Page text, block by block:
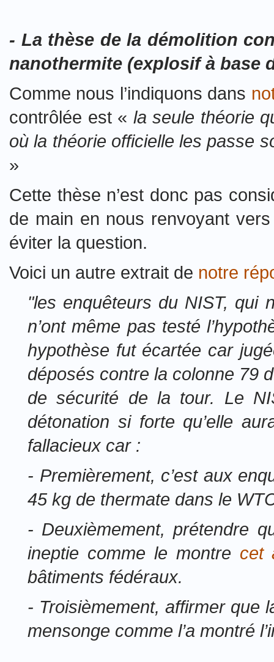
- La thèse de la démolition
nanothermite (explosif à base
Comme nous l’indiquons dans
contrôlée est « la seule théorie
où la théorie officielle les passe
»
Cette thèse n’est donc pas
de main en nous renvoyant
éviter la question.
Voici un autre extrait de notre
"les enquêteurs du NIST, qui
n’ont même pas testé
hypothèse fut écartée car
déposés contre la colonne 79
de sécurité de la tour. Le
détonation si forte qu’elle
fallacieux car :
- Premièrement, c’est aux
45 kg de thermate dans le
- Deuxièmement, prétendre
ineptie comme le montre cet
bâtiments fédéraux.
- Troisièmement, affirmer que
mensonge comme l’a montré